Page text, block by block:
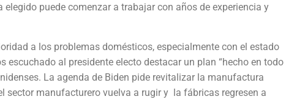
puede comenzar a trabajar con años de experiencia y
a los problemas domésticos, especialmente con el estado
al presidente electo destacar un plan “hecho en todo
La agenda de Biden pide revitalizar la manufactura
sector manufacturero vuelva a rugir y la fábricas regresen a